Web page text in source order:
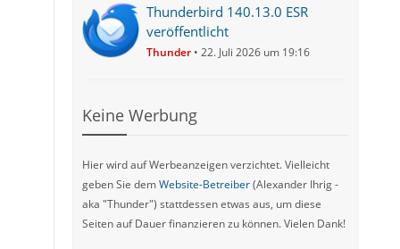
Thunderbird 140.13.0 ESR
veröffentlicht
Thunder 22. Juli 2026 um 19:16
Keine Werbung
Hier wird auf Werbeanzeigen verzichtet. Vielleicht
geben Sie demWebsite-Betreiber(Alexander Ihrig -
aka "Thunder") stattdessen etwas aus, um diese
Seiten auf Dauer finanzieren zu können. Vielen Dank!